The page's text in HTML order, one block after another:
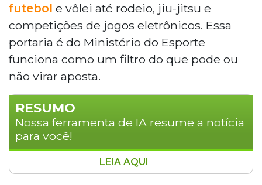
futebol e vôlei até rodeio, jiu-jitsu e
competições de jogos eletrônicos. Essa
portaria é do Ministério do Esporte
funciona como um filtro do que pode ou
não virar aposta.
RESUMO
Nossa ferramenta de IA resume a notícia
para você!
O governo federal publicou novas regras no
LEIA AQUI